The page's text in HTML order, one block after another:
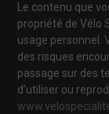
Le contenu que
propriété de Vélo
usage personnel.
des risques
passage sur des
d’utiliser ou